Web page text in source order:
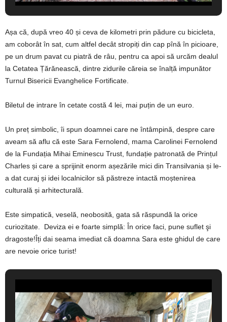
Așa că, după vreo 40 și ceva de kilometri prin pădure cu bicicleta,
am coborât în sat, cum altfel decât stropiți din cap pînă în picioare,
pe un drum pavat cu piatră de râu, pentru ca apoi să urcăm dealul
la Cetatea Țărănească, dintre zidurile căreia se înalță impunător
Turnul Bisericii Evanghelice Fortificate.
Biletul de intrare în cetate costă 4 lei, mai puțin de un euro.
Un preț simbolic, îi spun doamnei care ne întâmpină, despre care
aveam să aflu că este Sara Fernolend, mama Carolinei Fernolend
de la Fundația Mihai Eminescu Trust, fundație patronată de Prințul
Charles și care a sprijinit enorm așezările mici din Transilvania și le-
a dat curaj și idei localnicilor să păstreze intactă moștenirea
culturală și arhitecturală.
Este simpatică, veselă, neobosită, gata să răspundă la orice
curiozitate. Deviza ei e foarte simplă: În orice faci, pune suflet şi
dragoste!Îți dai seama imediat că doamna Sara este ghidul de care
are nevoie orice turist!